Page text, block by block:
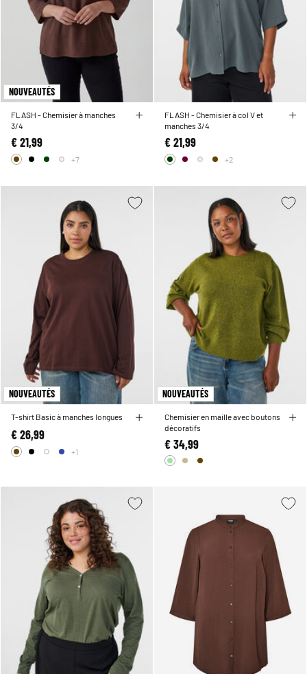
NOUVEAUTÉS
FLASH - Chemisier à manches
3/4
€ 21,99
+7
FLASH - Chemisier à col V et
manches 3/4
€ 21,99
+2
NOUVEAUTÉS
T-shirt Basic à manches longues
€ 26,99
+1
NOUVEAUTÉS
Chemisier en maille avec boutons
décoratifs
€ 34,99